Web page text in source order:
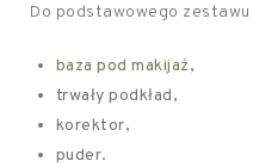
Do podstawowego
baza pod makijaż,
trwały podkład,
korektor,
puder.